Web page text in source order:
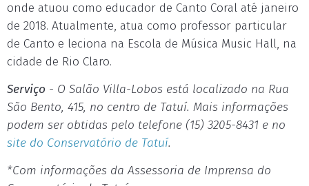
onde atuou como educador de Canto Coral até janeiro
de 2018. Atualmente, atua como professor particular
de Canto e leciona na Escola de Música Music Hall, na
cidade de Rio Claro.
Serviço - O Salão Villa-Lobos está localizado na Rua
São Bento, 415, no centro de Tatuí. Mais informações
podem ser obtidas pelo telefone (15) 3205-8431 e no
site do Conservatório de Tatuí.
*Com informações da Assessoria de Imprensa do